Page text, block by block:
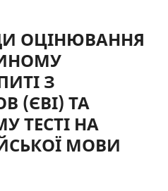
ОЦІНЮВАННЯ
З
(ЄВІ) ТА
ТЕСТІ НА
МОВИ